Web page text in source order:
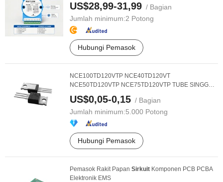
US$28,99-31,99 / Bagian
Jumlah minimum:2 Potong
Hubungi Pemasok
NCE100TD120VTP NCE40TD120VT
NCE50TD120VTP NCE75TD120VTP TUBE SINGGA
IGBT MOSFET
US$0,05-0,15 / Bagian
Jumlah minimum:5.000 Potong
Hubungi Pemasok
Pemasok Rakit Papan Sirkuit Komponen PCB PCBA
Elektronik EMS